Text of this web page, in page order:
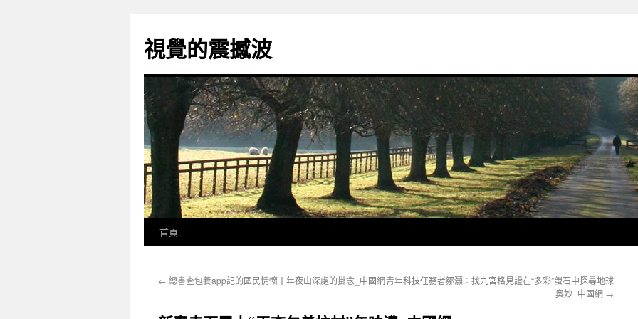
主
要
視覺的震撼波
首頁
← 總書查包養app記的國民情懷丨年夜山深處的掛念_中國網青年科技任務者鄒灝：找九宮格見證在“多彩”螢石中探尋地球
奧妙_中國網 →